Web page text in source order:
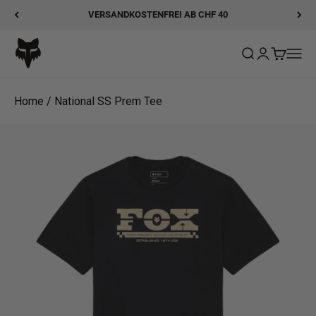
Zum Inhalt springenVERSANDKOSTENFREI AB CHF 40
Fox Racing
Suche öffnen
Home / National SS Prem Tee